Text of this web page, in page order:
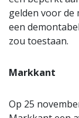
gelden voor de
een
zou toestaan.
Markkant
Op 25